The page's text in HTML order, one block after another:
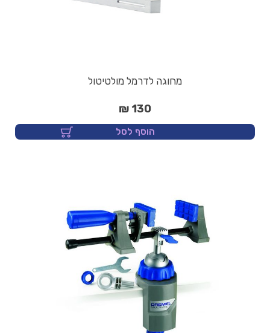
מחוגה לדרמל מולטיטול
130 ₪
הוסף לסל